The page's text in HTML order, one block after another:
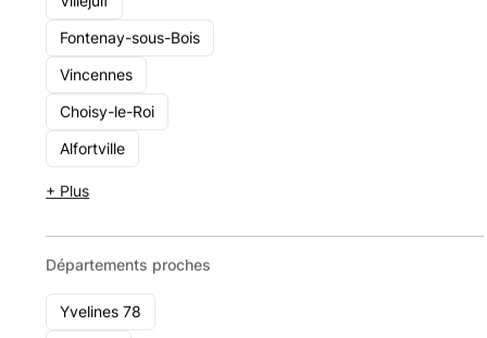
Fontenay-sous-Bois
Vincennes
Choisy-le-Roi
Alfortville
+ Plus
Départements proches
Yvelines 78
2B Patrimoine
19 rue d'Aguesseau, 92100 Boulogne-Billancourt
11 - 49